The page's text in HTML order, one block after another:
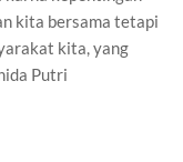
kita bersama tetapi
kita, yang
Putri